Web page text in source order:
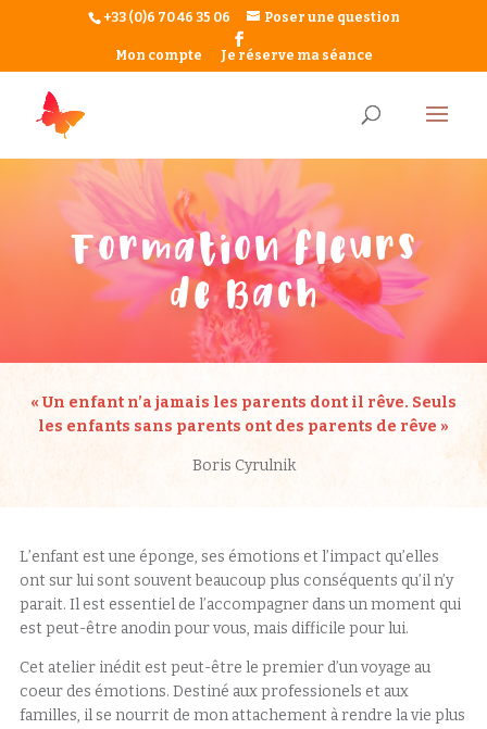
+33 (0)6 70 46 35 06 Poser une question
Mon compte Je réserve ma séance
Formation fleurs
de Bach
« Un enfant n’a jamais les parents dont il rêve. Seuls
les enfants sans parents ont des parents de rêve »
Boris Cyrulnik
L’enfant est une éponge, ses émotions et l’impact qu’elles
ont sur lui sont souvent beaucoup plus conséquents qu’il n’y
parait. Il est essentiel de l’accompagner dans un moment qui
est peut-être anodin pour vous, mais difficile pour lui.
Cet atelier inédit est peut-être le premier d’un voyage au
coeur des émotions. Destiné aux professionels et aux
familles, il se nourrit de mon attachement à rendre la vie plus